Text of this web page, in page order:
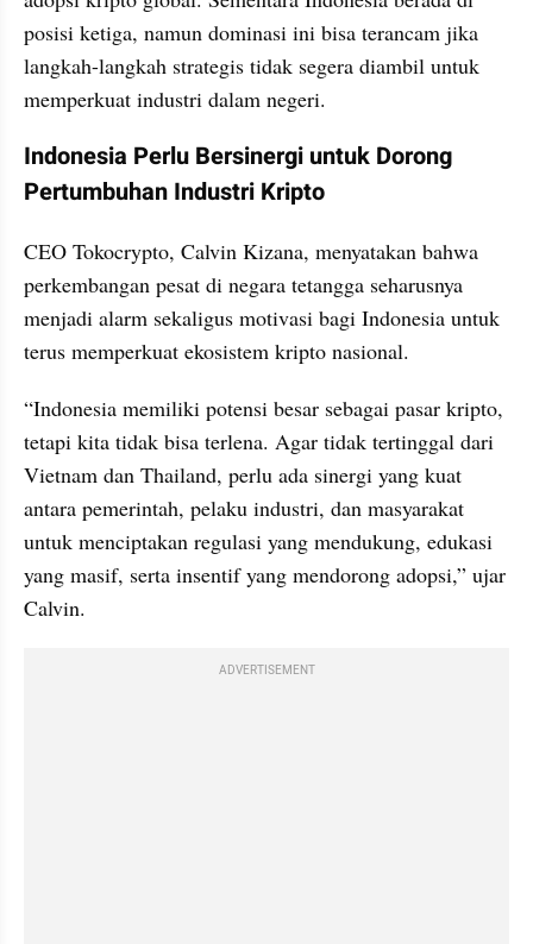
posisi ketiga, namun dominasi ini bisa terancam jika
langkah-langkah strategis tidak segera diambil untuk
memperkuat industri dalam negeri.
Indonesia Perlu Bersinergi untuk Dorong
Pertumbuhan Industri Kripto
CEO Tokocrypto, Calvin Kizana, menyatakan bahwa
perkembangan pesat di negara tetangga seharusnya
menjadi alarm sekaligus motivasi bagi Indonesia untuk
terus memperkuat ekosistem kripto nasional.
“Indonesia memiliki potensi besar sebagai pasar kripto,
tetapi kita tidak bisa terlena. Agar tidak tertinggal dari
Vietnam dan Thailand, perlu ada sinergi yang kuat
antara pemerintah, pelaku industri, dan masyarakat
untuk menciptakan regulasi yang mendukung, edukasi
yang masif, serta insentif yang mendorong adopsi,” ujar
Calvin.
ADVERTISEMENT